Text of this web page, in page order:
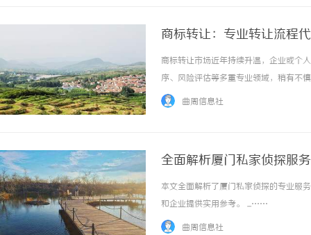
商标转让：专业转让流程
商标转让市场近年持续升温，企业或个
序、风险评估等多重专业领域，稍有不
及“包成功再付款”的承诺，为转让双
曲周信息社
全面解析厦门私家侦探服
本文全面解析了厦门私家侦探的专业服
和企业提供实用参考。 ...……
曲周信息社